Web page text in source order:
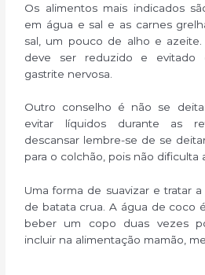
Os alimentos mais indicados
em água e sal e as carnes
sal, um pouco de alho e
deve ser reduzido e evitado
gastrite nervosa.
Outro conselho é não se
evitar líquidos durante as
descansar lembre-se de se
para o colchão, pois não dificulta
Uma forma de suavizar e tratar
de batata crua. A água de coco
beber um copo duas vezes
incluir na alimentação mamão,